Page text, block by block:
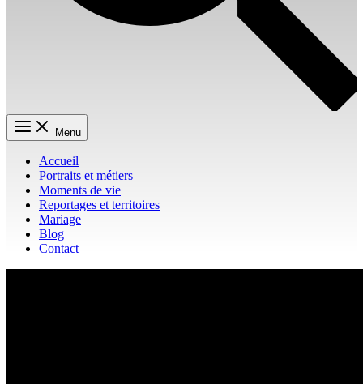
Menu
Accueil
Portraits et métiers
Moments de vie
Reportages et territoires
Mariage
Blog
Contact